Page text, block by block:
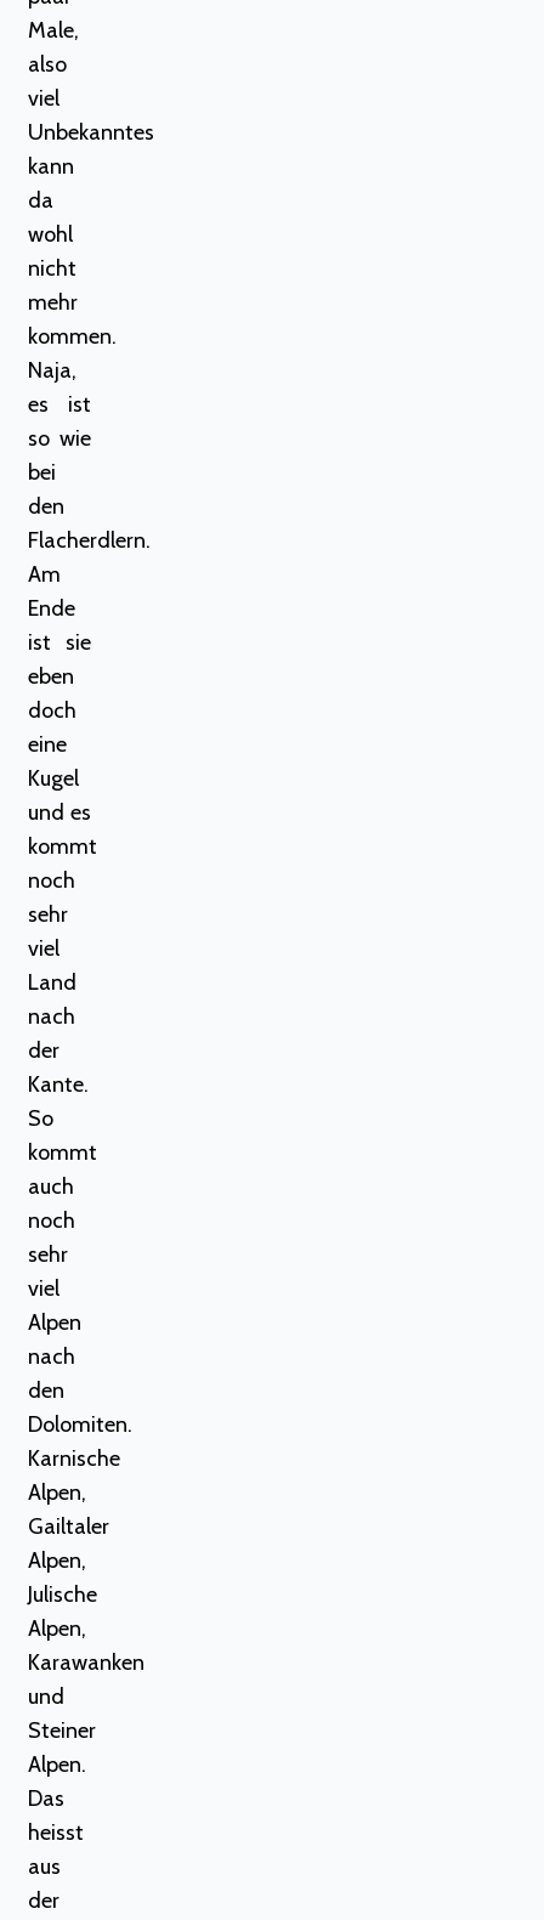
Male,
also
viel
Unbekanntes
kann
da
wohl
nicht
mehr
kommen.
Naja,
es ist
so wie
bei
den
Flacherdlern.
Am
Ende
ist sie
eben
doch
eine
Kugel
und es
kommt
noch
sehr
viel
Land
nach
der
Kante.
So
kommt
auch
noch
sehr
viel
Alpen
nach
den
Dolomiten.
Karnische
Alpen,
Gailtaler
Alpen,
Julische
Alpen,
Karawanken
und
Steiner
Alpen.
Das
heisst
aus
der